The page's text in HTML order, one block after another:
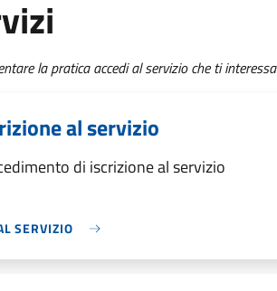
la pratica accedi al servizio che ti interessa
al servizio
di iscrizione al servizio
SERVIZIO